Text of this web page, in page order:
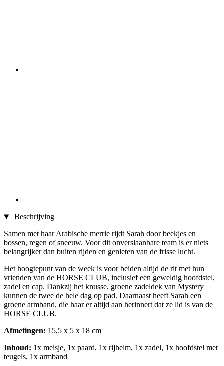
Beschrijving
Samen met haar Arabische merrie rijdt Sarah door beekjes en
bossen, regen of sneeuw. Voor dit onverslaanbare team is er niets
belangrijker dan buiten rijden en genieten van de frisse lucht.
Het hoogtepunt van de week is voor beiden altijd de rit met hun
vrienden van de HORSE CLUB, inclusief een geweldig hoofdstel,
zadel en cap. Dankzij het knusse, groene zadeldek van Mystery
kunnen de twee de hele dag op pad. Daarnaast heeft Sarah een
groene armband, die haar er altijd aan herinnert dat ze lid is van de
HORSE CLUB.
Afmetingen: 15,5 x 5 x 18 cm
Inhoud: 1x meisje, 1x paard, 1x rijhelm, 1x zadel, 1x hoofdstel met
teugels, 1x armband